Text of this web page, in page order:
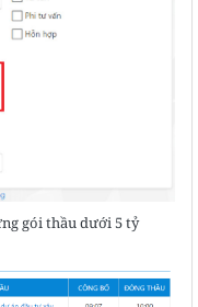
gói thầu dưới 5 tỷ